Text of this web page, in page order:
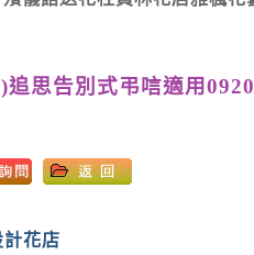
思告別式弔唁適用
花店